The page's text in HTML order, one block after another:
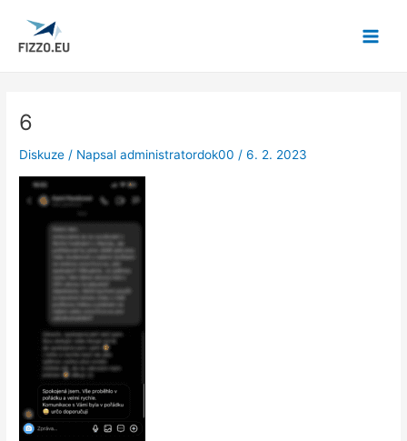
obsah
Menu
6
Diskuze / Napsaladministratordok00 /6. 2. 2023
navigation